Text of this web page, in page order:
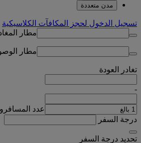
مدن متعددة
تسجيل الدخول لحجز المكافآت الكلاسيكية
مطار
مطار
تغادر العودة
-
عدد
درجة السفر
تحديد درجة السفر